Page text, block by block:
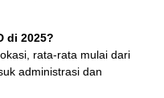
di 2025?
rata-rata mulai dari
administrasi dan